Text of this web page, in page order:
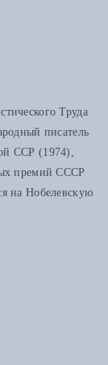
Труда
писатель
ССР (1974),
премий СССР
на Нобелевскую